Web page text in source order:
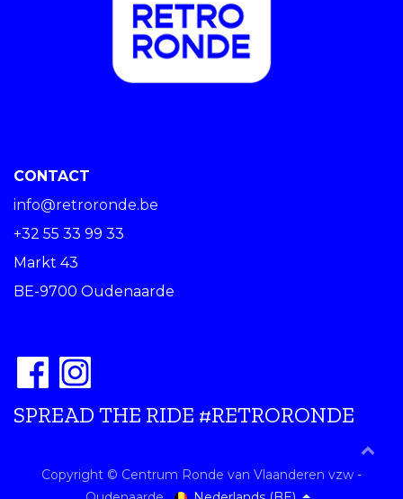
CONTACT
info@retroronde.be
+32 55 33 99 33
Markt 43
BE-9700 Oudenaarde
SPREAD THE RIDE #RETRORONDE
Copyright © Centrum Ronde van Vlaanderen vzw -